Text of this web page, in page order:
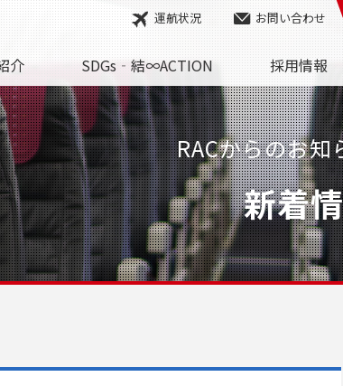
運航状況 お問い合わせ
介 SDGs‐結∞ACTION 採用情報
RACからのお知
新着